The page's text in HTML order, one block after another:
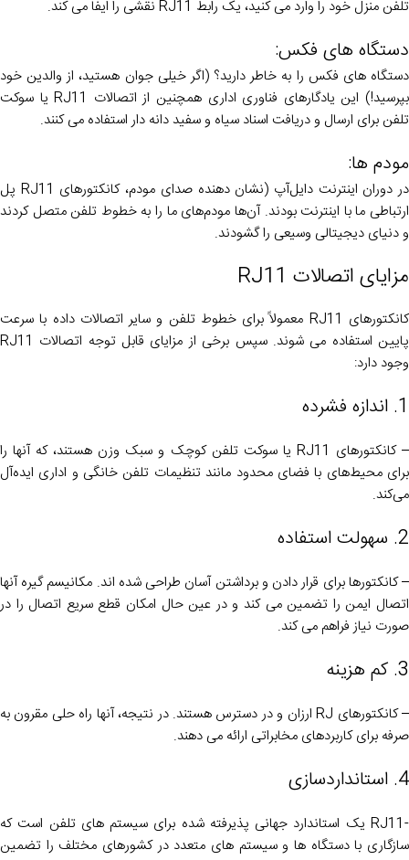
تلفن منزل خود را وارد می کنید، یک رابط RJ11 نقشی را ایفا می کند.
دستگاه های فکس:
دستگاه های فکس را به خاطر دارید؟ (اگر خیلی جوان هستید، از والدین خود
بپرسید!) این یادگارهای فناوری اداری همچنین از اتصالات RJ11 یا سوکت
تلفن برای ارسال و دریافت اسناد سیاه و سفید دانه دار استفاده می کنند.
مودم ها:
در دوران اینترنت دایل‌آپ (نشان دهنده صدای مودم، کانکتورهای RJ11 پل
ارتباطی ما با اینترنت بودند. آن‌ها مودم‌های ما را به خطوط تلفن متصل کردند
و دنیای دیجیتالی وسیعی را گشودند.
مزایای اتصالات RJ11
کانکتورهای RJ11 معمولاً برای خطوط تلفن و سایر اتصالات داده با سرعت
پایین استفاده می شوند. سپس برخی از مزایای قابل توجه اتصالات RJ11
وجود دارد:
1. اندازه فشرده
– کانکتورهای RJ11 یا سوکت تلفن کوچک و سبک وزن هستند، که آنها را
برای محیط‌های با فضای محدود مانند تنظیمات تلفن خانگی و اداری ایده‌آل
می‌کند.
2. سهولت استفاده
– کانکتورها برای قرار دادن و برداشتن آسان طراحی شده اند. مکانیسم گیره آنها
اتصال ایمن را تضمین می کند و در عین حال امکان قطع سریع اتصال را در
صورت نیاز فراهم می کند.
3. کم هزینه
– کانکتورهای RJ ارزان و در دسترس هستند. در نتیجه، آنها راه حلی مقرون به
صرفه برای کاربردهای مخابراتی ارائه می دهند.
4. استانداردسازی
-RJ11 یک استاندارد جهانی پذیرفته شده برای سیستم های تلفن است که
سازگاری با دستگاه ها و سیستم های متعدد در کشورهای مختلف را تضمین